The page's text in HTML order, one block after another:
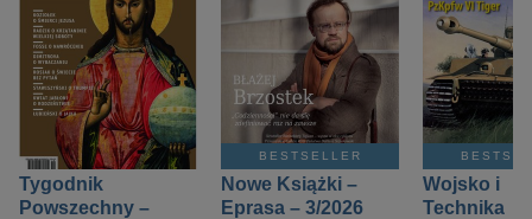
Tygodnik
Powszechny –
BESTSELLER
Nowe Książki –
Eprasa – 3/2026
Wojsko i
Technika